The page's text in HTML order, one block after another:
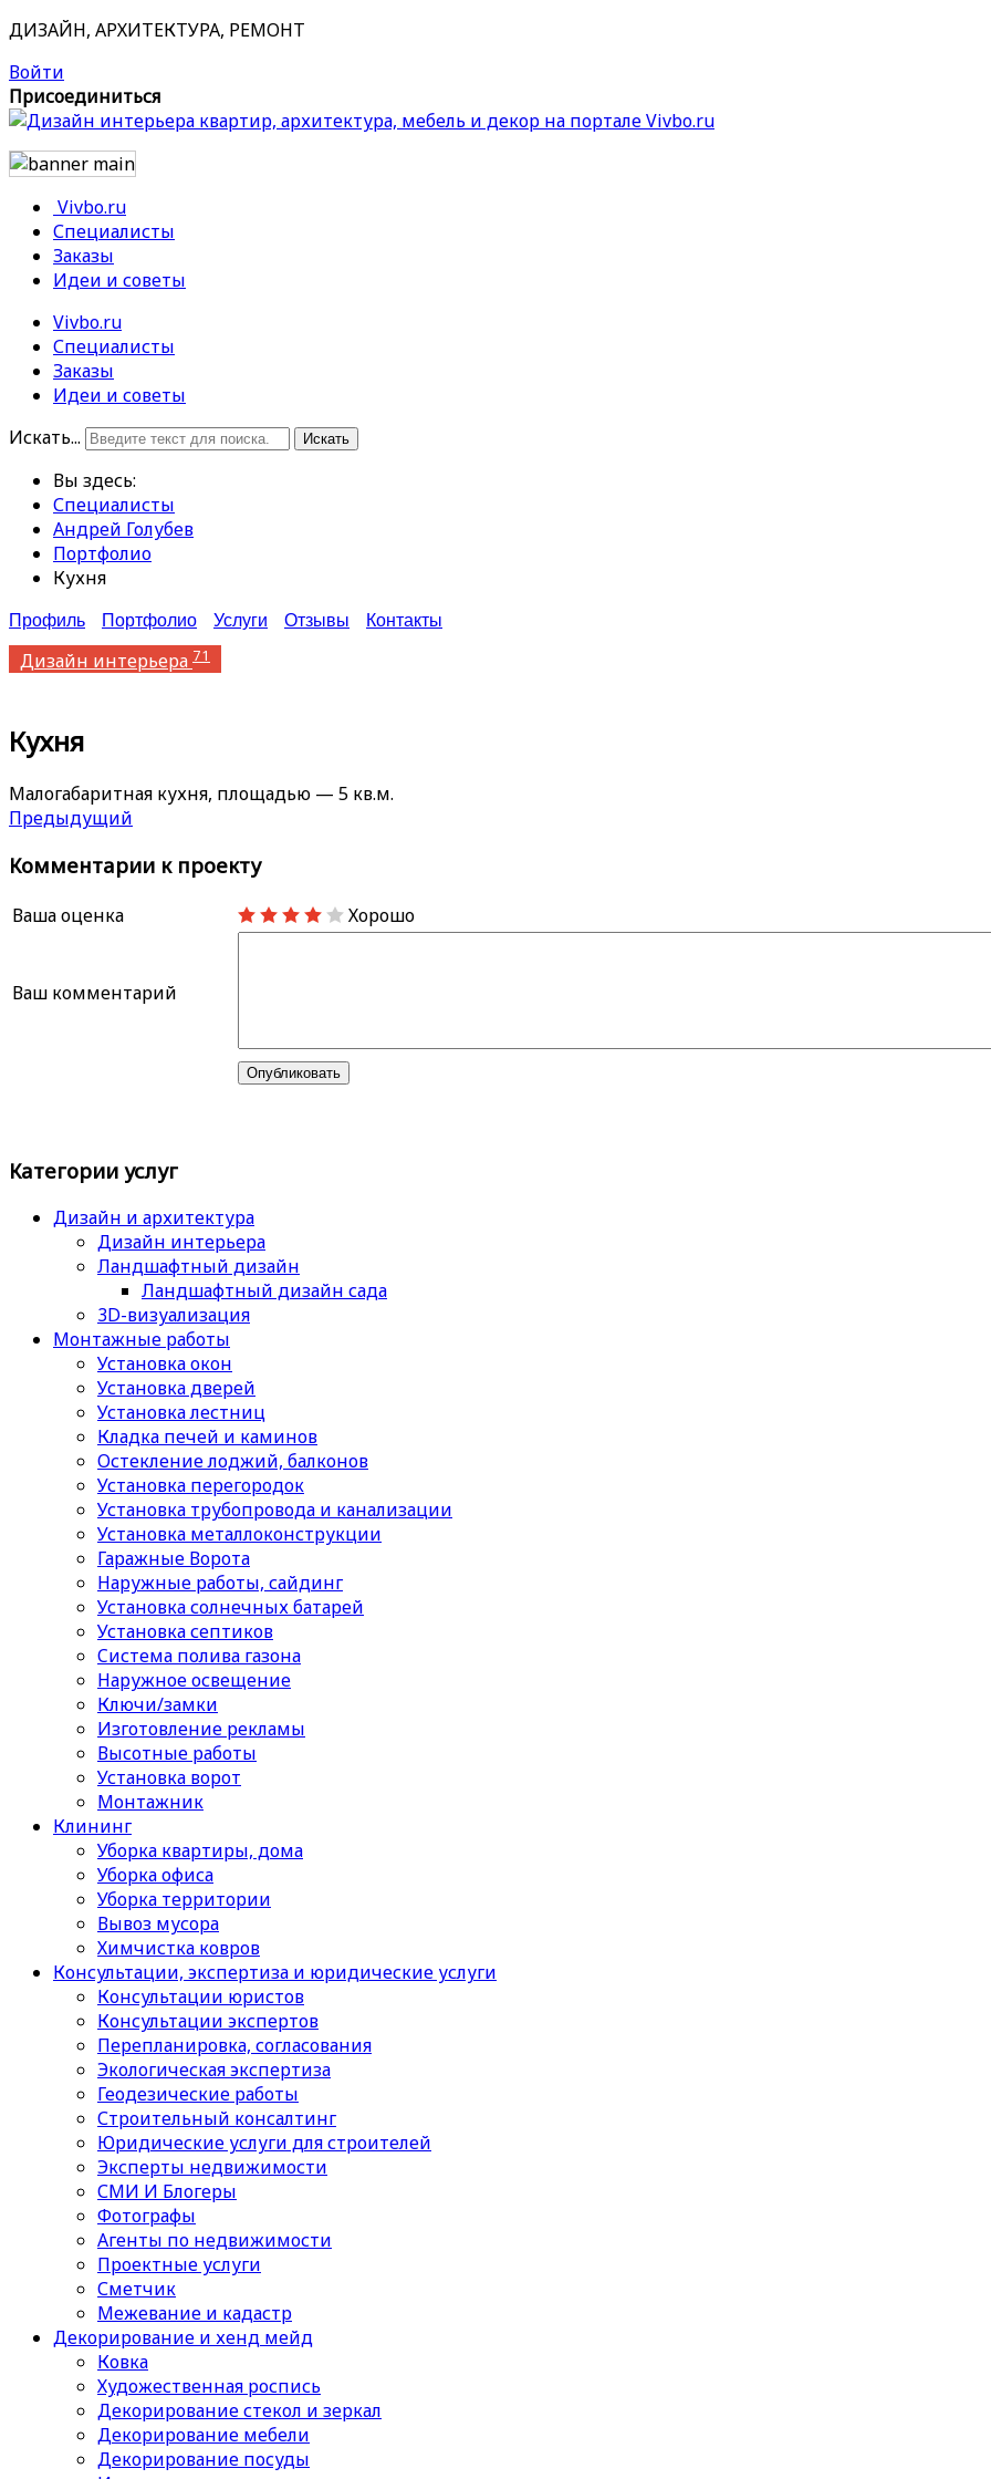
ДИЗАЙН, АРХИТЕКТУРА, РЕМОНТ
Войти
Присоединиться
Vivbo.ru
Специалисты
Заказы
Идеи и советы
Vivbo.ru
Специалисты
Заказы
Идеи и советы
Искать...
Искать
Вы здесь:
Специалисты
Андрей Голубев
Портфолио
Кухня
Профиль Портфолио Услуги Отзывы Контакты
Дизайн интерьера 71
Кухня
Малогабаритная кухня, площадью — 5 кв.м.
Предыдущий
Комментарии к проекту
Ваша оценка Хорошо
Ваш комментарий
Категории услуг
Дизайн и архитектура
Дизайн интерьера
Ландшафтный дизайн
Ландшафтный дизайн сада
3D-визуализация
Монтажные работы
Установка окон
Установка дверей
Установка лестниц
Кладка печей и каминов
Остекление лоджий, балконов
Установка перегородок
Установка трубопровода и канализации
Установка металлоконструкции
Гаражные Ворота
Наружные работы, сайдинг
Установка солнечных батарей
Установка септиков
Cистема полива газона
Наружное освещение
Ключи/замки
Изготовление рекламы
Высотные работы
Установка ворот
Монтажник
Клининг
Уборка квартиры, дома
Уборка офиса
Уборка территории
Вывоз мусора
Химчистка ковров
Консультации, экспертиза и юридические услуги
Консультации юристов
Консультации экспертов
Перепланировка, согласования
Экологическая экспертиза
Геодезические работы
Строительный консалтинг
Юридические услуги для строителей
Эксперты недвижимости
СМИ И Блогеры
Фотографы
Агенты по недвижимости
Проектные услуги
Сметчик
Межевание и кадастр
Декорирование и хенд мейд
Ковка
Художественная роспись
Декорирование стекол и зеркал
Декорирование мебели
Декорирование посуды